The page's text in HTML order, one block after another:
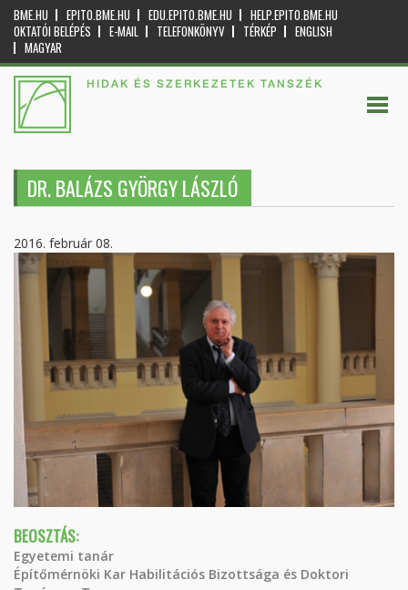
BME.HU EPITO.BME.HU EDU.EPITO.BME.HU
HELP.EPITO.BME.HU
OKTATÓI BELÉPÉS
E-MAIL TELEFONKÖNYV TÉRKÉP
ENGLISH
MAGYAR
HIDAK ÉS SZERKEZETEK TANSZÉK
DR. BALÁZS GYÖRGY LÁSZLÓ
2016. február 08.
BEOSZTÁS:
Egyetemi tanár
Építőmérnöki Kar Habilitációs Bizottsága és Doktori